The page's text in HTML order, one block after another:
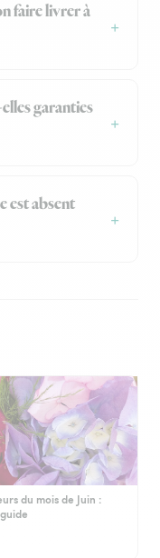
faire livrer à
garanties
est absent
du mois de Juin :